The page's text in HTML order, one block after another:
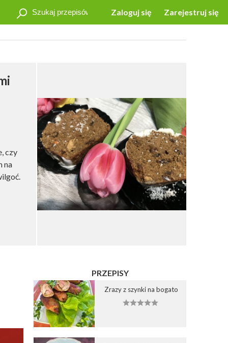
Zaloguj się Zarejestruj się
czy
na
PRZEPISY
Zrazy z szynki na bogato